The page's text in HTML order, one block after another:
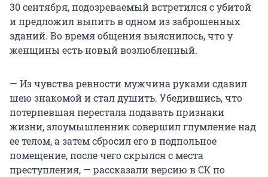
30 сентября, подозреваемый встретился с убитой
и предложил выпить в одном из заброшенных
зданий. Во время общения выяснилось, что у
женщины есть новый возлюбленный.
— Из чувства ревности мужчина руками сдавил
шею знакомой и стал душить. Убедившись, что
потерпевшая перестала подавать признаки
жизни, злоумышленник совершил глумление над
ее телом, а затем сбросил его в подпольное
помещение, после чего скрылся с места
преступления, — рассказали версию в СК по